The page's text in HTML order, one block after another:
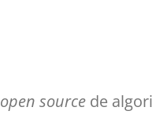
open sourcede